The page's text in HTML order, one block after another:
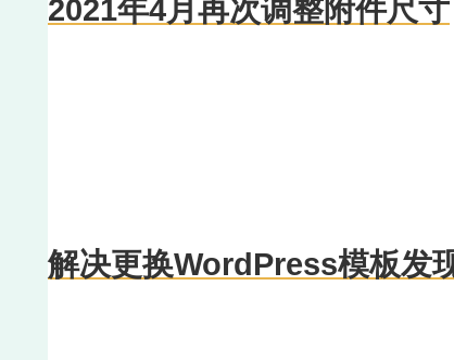
2021年4月再次调整附件尺寸
解决更换WordPress模板发